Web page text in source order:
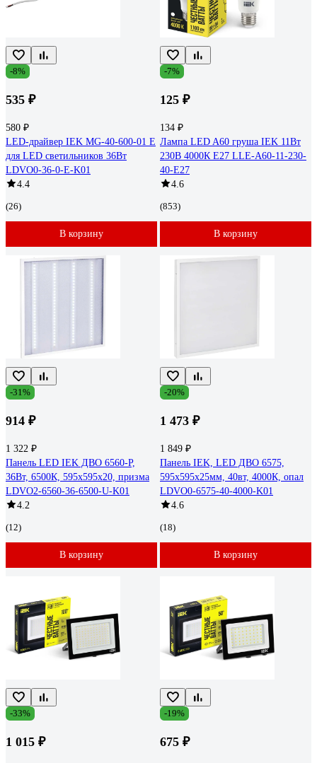
-8%
535 ₽
580 ₽
LED-драйвер IEK MG-40-600-01 E
для LED светильников 36Вт
LDVO0-36-0-E-K01
4.4
(26)
В корзину
-7%
125 ₽
134 ₽
Лампа LED A60 груша IEK 11Вт
230В 4000К E27 LLE-A60-11-230-
40-E27
4.6
(853)
В корзину
-31%
914 ₽
1 322 ₽
Панель LED IEK ДВО 6560-P,
36Вт, 6500К, 595х595х20, призма
LDVO2-6560-36-6500-U-K01
4.2
(12)
В корзину
-20%
1 473 ₽
1 849 ₽
Панель IEK, LED ДВО 6575,
595х595х25мм, 40вт, 4000К, опал
LDVO0-6575-40-4000-K01
4.6
(18)
В корзину
-33%
1 015 ₽
-19%
675 ₽